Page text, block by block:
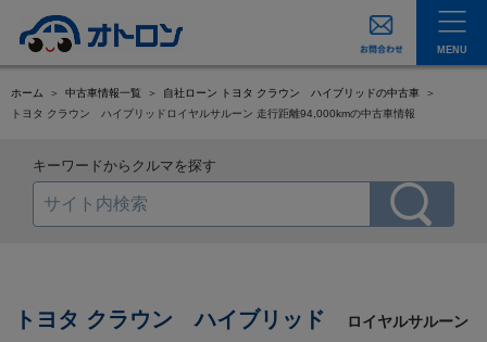
MENU
ホーム 中古車情報一覧
自社ローン トヨタ クラウン ハイブリッドの中古車
トヨタ クラウン ハイブリッドロイヤルサルーン 走行距離94,000kmの中古車情報
キーワードからクルマを探す
トヨタ クラウン ハイブリッド ロイヤルサルーン